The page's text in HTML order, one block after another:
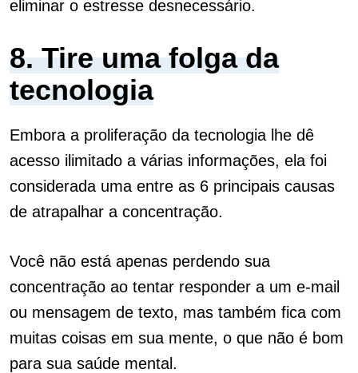
eliminar o estresse desnecessário.
8. Tire uma folga da
tecnologia
Embora a proliferação da tecnologia lhe dê
acesso ilimitado a várias informações, ela foi
considerada uma entre as 6 principais causas
de atrapalhar a concentração.
Você não está apenas perdendo sua
concentração ao tentar responder a um e-mail
ou mensagem de texto, mas também fica com
muitas coisas em sua mente, o que não é bom
para sua saúde mental.